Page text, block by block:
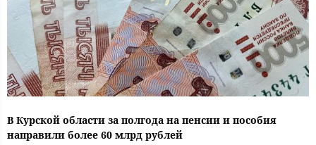
В Курской области за полгода на пенсии и пособия
направили более 60 млрд рублей